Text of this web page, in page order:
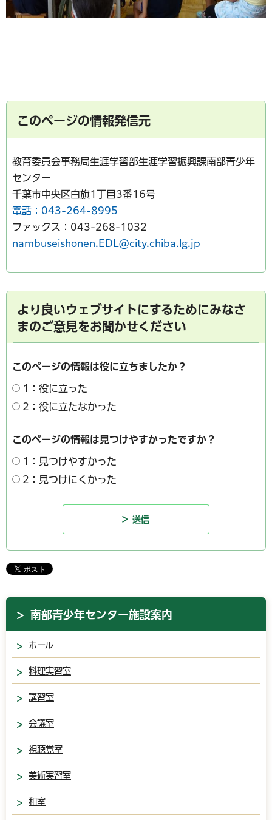
このページの情報発信元
教育委員会事務局生涯学習部生涯学習振興課南部青少年
センター
千葉市中央区白旗1丁目3番16号
電話：043-264-8995
ファックス：043-268-1032
nambuseishonen.EDL@city.chiba.lg.jp
より良いウェブサイトにするためにみなさ
まのご意見をお聞かせください
このページの情報は役に立ちましたか？
1：役に立った
2：役に立たなかった
このページの情報は見つけやすかったですか？
1：見つけやすかった
2：見つけにくかった
南部青少年センター施設案内
ホール
料理実習室
講習室
会議室
視聴覚室
美術実習室
和室